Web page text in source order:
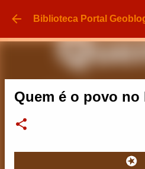
Pular para o
Biblioteca Portal
Quem é o povo no